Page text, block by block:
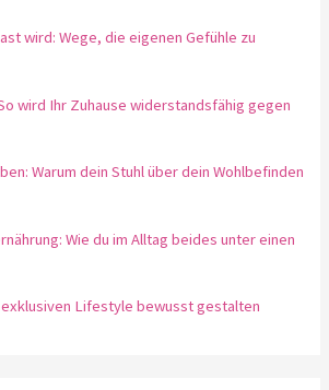
wird: Wege, die eigenen Gefühle zu
wird Ihr Zuhause widerstandsfähig gegen
Warum dein Stuhl über dein Wohlbefinden
Wie du im Alltag beides unter einen
exklusiven Lifestyle bewusst gestalten